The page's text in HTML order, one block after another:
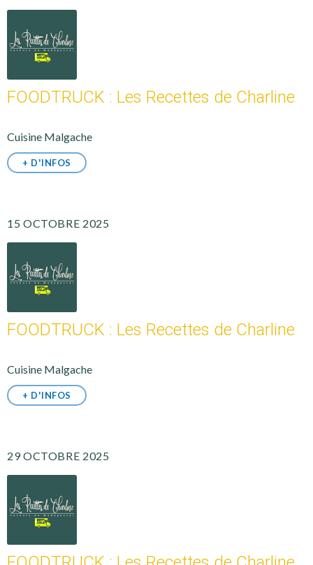
FOODTRUCK : Les Recettes de Charline
Cuisine Malgache
+ D'INFOS
15 OCTOBRE 2025
FOODTRUCK : Les Recettes de Charline
Cuisine Malgache
+ D'INFOS
29 OCTOBRE 2025